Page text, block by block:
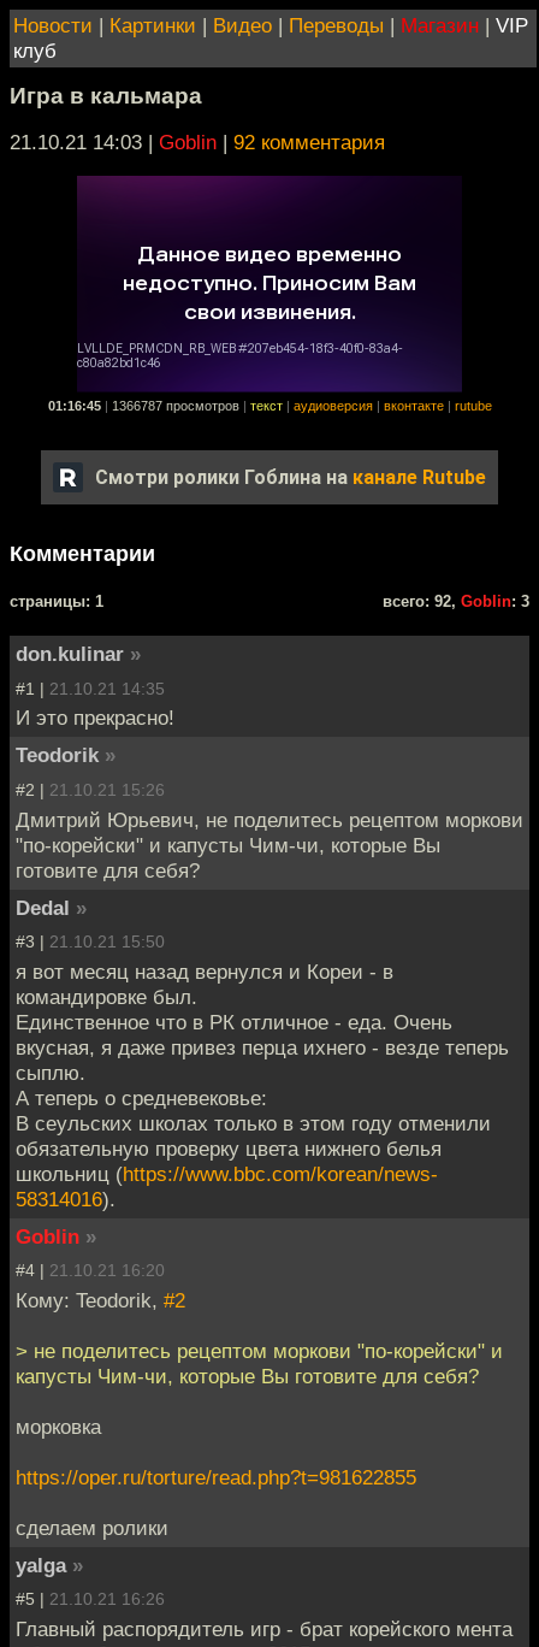
Новости | Картинки | Видео | Переводы | Магазин | VIP
клуб
Игра в кальмара
21.10.21 14:03 | Goblin | 92 комментария
01:16:45 1366787 просмотров текст аудиоверсия вконтакте rutube
Смотри ролики Гоблина на канале Rutube
Комментарии
cтраницы: 1 всего: 92, Goblin: 3
don.kulinar »
#1 | 21.10.21 14:35
И это прекрасно!
Teodorik »
#2 | 21.10.21 15:26
Дмитрий Юрьевич, не поделитесь рецептом моркови
"по-корейски" и капусты Чим-чи, которые Вы
готовите для себя?
Dedal »
#3 | 21.10.21 15:50
я вот месяц назад вернулся и Кореи - в
командировке был.
Единственное что в РК отличное - еда. Очень
вкусная, я даже привез перца ихнего - везде теперь
сыплю.
А теперь о средневековье:
В сеульских школах только в этом году отменили
обязательную проверку цвета нижнего белья
школьниц (https://www.bbc.com/korean/news-
58314016).
Goblin »
#4 | 21.10.21 16:20
Кому: Teodorik, #2
> не поделитесь рецептом моркови "по-корейски" и
капусты Чим-чи, которые Вы готовите для себя?
морковка
https://oper.ru/torture/read.php?t=981622855
сделаем ролики
yalga »
#5 | 21.10.21 16:26
Главный распорядитель игр - брат корейского мента